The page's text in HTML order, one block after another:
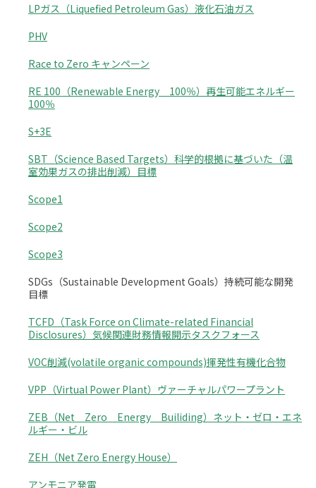
LPガス（Liquefied Petroleum Gas）液化石油ガス
PHV
Race to Zero キャンペーン
RE 100（Renewable Energy 100％）再生可能エネルギー
100％
S+3E
SBT（Science Based Targets）科学的根拠に基づいた（温
室効果ガスの排出削減）目標
Scope1
Scope2
Scope3
SDGs（Sustainable Development Goals）持続可能な開発
目標
TCFD（Task Force on Climate-related Financial
Disclosures）気候関連財務情報開示タスクフォース
VOC削減(volatile organic compounds)揮発性有機化合物
VPP（Virtual Power Plant）ヴァーチャルパワープラント
ZEB（Net Zero Energy Builiding）ネット・ゼロ・エネ
ルギー・ビル
ZEH（Net Zero Energy House）
アンモニア発電